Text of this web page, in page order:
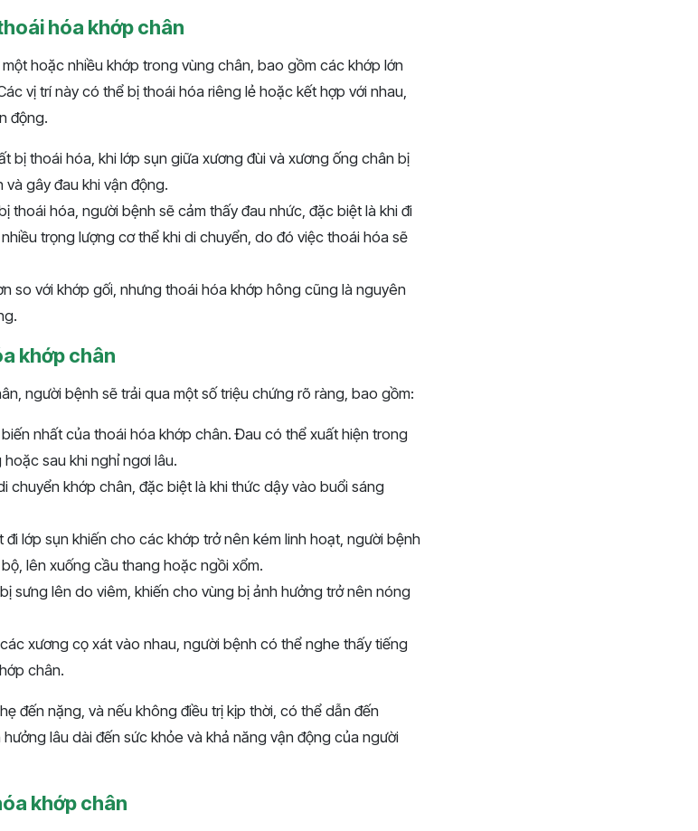
hóa khớp chân
hoặc nhiều khớp trong vùng chân, bao gồm các khớp lớn
vị trí này có thể bị thoái hóa riêng lẻ hoặc kết hợp với nhau,
động.
bị thoái hóa, khi lớp sụn giữa xương đùi và xương ống chân bị
gây đau khi vận động.
thoái hóa, người bệnh sẽ cảm thấy đau nhức, đặc biệt là khi đi
trọng lượng cơ thể khi di chuyển, do đó việc thoái hóa sẽ
so với khớp gối, nhưng thoái hóa khớp hông cũng là nguyên
khớp chân
người bệnh sẽ trải qua một số triệu chứng rõ ràng, bao gồm:
nhất của thoái hóa khớp chân. Đau có thể xuất hiện trong
sau khi nghỉ ngơi lâu.
chuyển khớp chân, đặc biệt là khi thức dậy vào buổi sáng
đi lớp sụn khiến cho các khớp trở nên kém linh hoạt, người bệnh
lên xuống cầu thang hoặc ngồi xổm.
sưng lên do viêm, khiến cho vùng bị ảnh hưởng trở nên nóng
các xương cọ xát vào nhau, người bệnh có thể nghe thấy tiếng
chân.
đến nặng, và nếu không điều trị kịp thời, có thể dẫn đến
lâu dài đến sức khỏe và khả năng vận động của người
khớp chân